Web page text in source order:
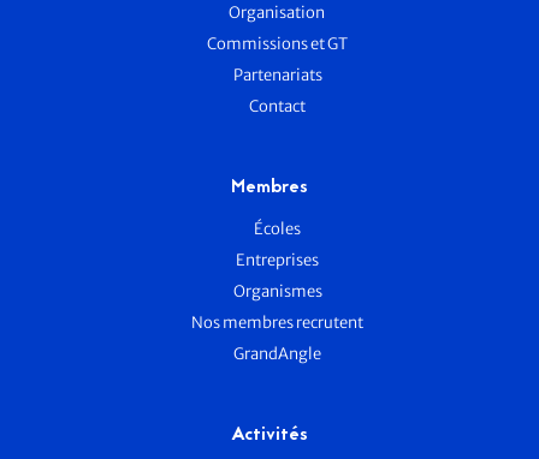
Organisation
Commissions et GT
Partenariats
Contact
Membres
Écoles
Entreprises
Organismes
Nos membres recrutent
GrandAngle
Activités